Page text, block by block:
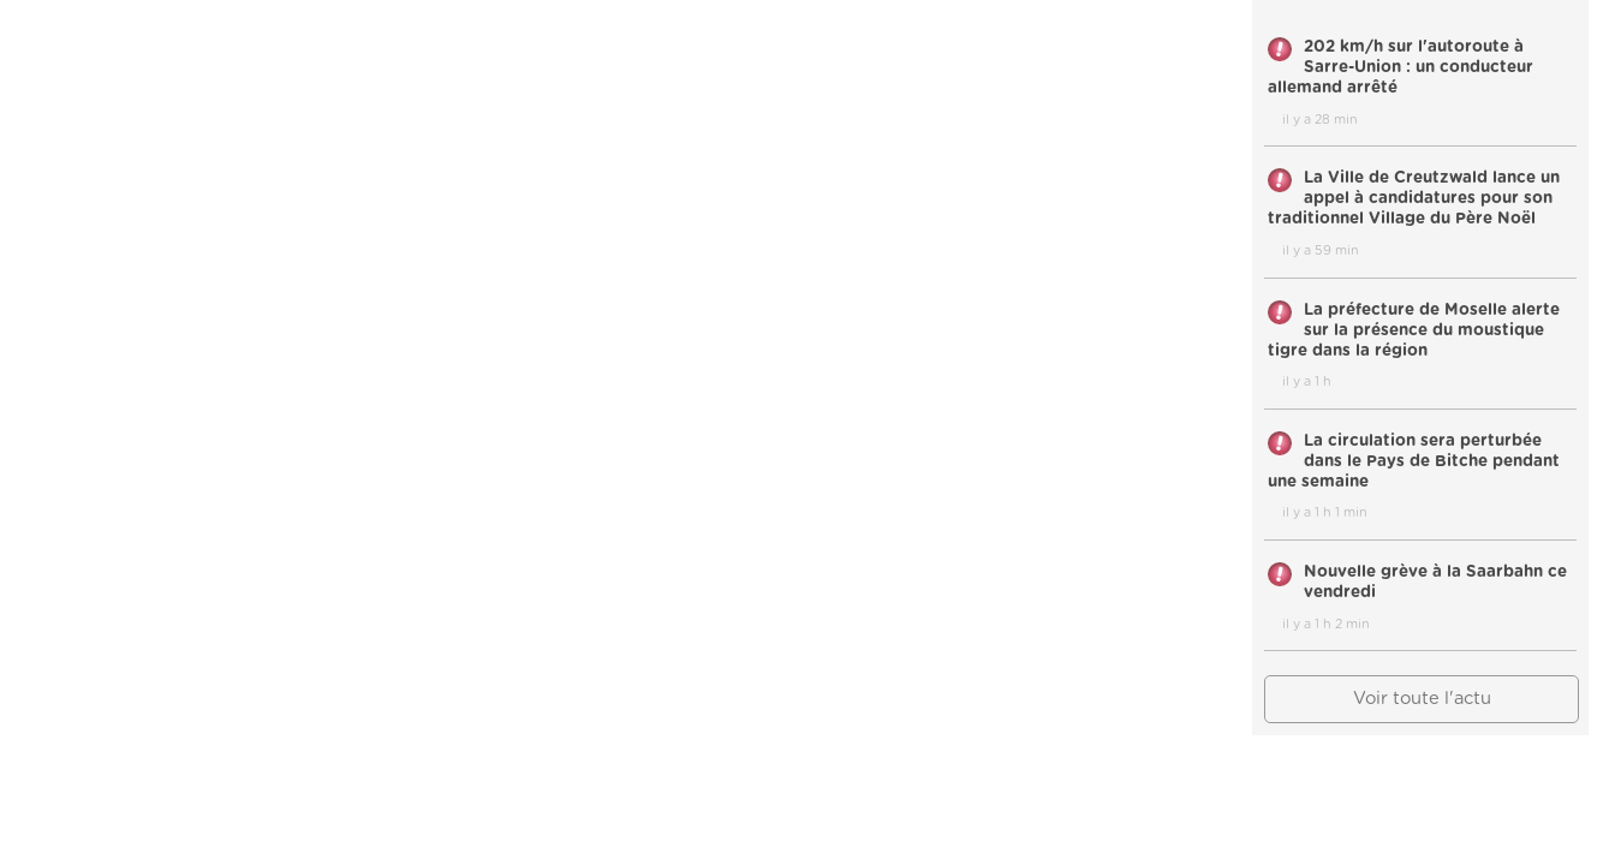
202 km/h sur l'autoroute à
Sarre-Union : un conducteur
allemand arrêté
il y a 28 min
La Ville de Creutzwald lance un
appel à candidatures pour son
traditionnel Village du Père Noël
il y a 59 min
La préfecture de Moselle alerte
sur la présence du moustique
tigre dans la région
il y a 1 h
La circulation sera perturbée
dans le Pays de Bitche pendant
une semaine
il y a 1 h 1 min
Nouvelle grève à la Saarbahn ce
vendredi
il y a 1 h 2 min
Voir toute l'actu